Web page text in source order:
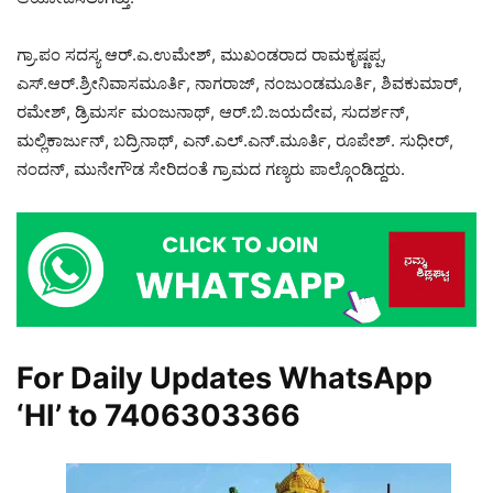
ಗ್ರಾ.ಪಂ ಸದಸ್ಯ ಆರ್.ಎ.ಉಮೇಶ್, ಮುಖಂಡರಾದ ರಾಮಕೃಷ್ಣಪ್ಪ,
ಎಸ್.ಆರ್.ಶ್ರೀನಿವಾಸಮೂರ್ತಿ, ನಾಗರಾಜ್, ನಂಜುಂಡಮೂರ್ತಿ, ಶಿವಕುಮಾರ್,
ರಮೇಶ್, ಡ್ರಿಮರ್ಸ ಮಂಜುನಾಥ್, ಆರ್.ಬಿ.ಜಯದೇವ, ಸುದರ್ಶನ್,
ಮಲ್ಲಿಕಾರ್ಜುನ್, ಬದ್ರಿನಾಥ್, ಎನ್.ಎಲ್.ಎನ್.ಮೂರ್ತಿ, ರೂಪೇಶ್. ಸುಧೀರ್,
ನಂದನ್, ಮುನೇಗೌಡ ಸೇರಿದಂತೆ ಗ್ರಾಮದ ಗಣ್ಯರು ಪಾಲ್ಗೊಂಡಿದ್ದರು.
For Daily Updates WhatsApp
‘HI’ to 7406303366